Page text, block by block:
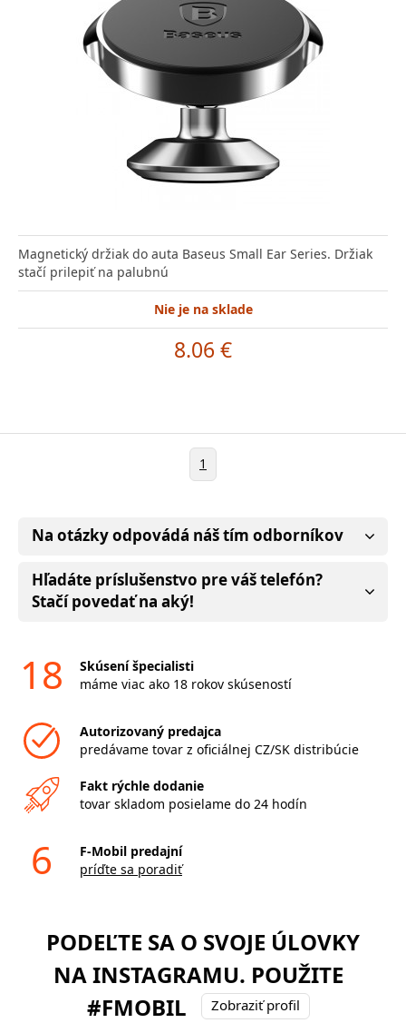
Magnetický držiak do auta Baseus Small Ear Series. Držiak
stačí prilepiť na palubnú
Nie je na sklade
8.06 €
1
Na otázky odpovádá náš tím odborníkov
Hľadáte príslušenstvo pre váš telefón?
Stačí povedať na aký!
18
Skúsení špecialisti
máme viac ako 18 rokov skúseností
Autorizovaný predajca
predávame tovar z oficiálnej CZ/SK distribúcie
Fakt rýchle dodanie
tovar skladom posielame do 24 hodín
6
F-Mobil predajní
príďte sa poradiť
PODEĽTE SA O SVOJE ÚLOVKY
NA INSTAGRAMU. POUŽITE
#FMOBIL
Zobraziť profil